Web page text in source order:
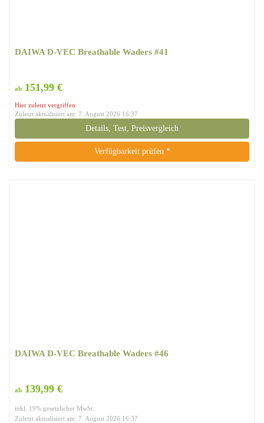
DAIWA D-VEC Breathable Waders #41
ab 151,99 €
Hier zuletzt vergriffen
Zuletzt aktualisiert am: 7. August 2026 16:37
Details, Test, Preisvergleich
Verfügbarkeit prüfen *
DAIWA D-VEC Breathable Waders #46
ab 139,99 €
inkl. 19% gesetzlicher MwSt.
Zuletzt aktualisiert am: 7. August 2026 16:37